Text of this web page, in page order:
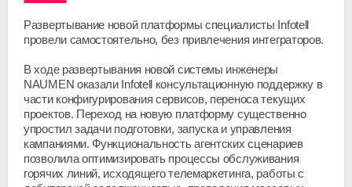
Развертывание новой платформы специалисты Infotell
провели самостоятельно, без привлечения интеграторов.
В ходе развертывания новой системы инженеры
NAUMEN оказали Infotell консультационную поддержку в
части конфигурирования сервисов, переноса текущих
проектов. Переход на новую платформу существенно
упростил задачи подготовки, запуска и управления
кампаниями. Функциональность агентских сценариев
позволила оптимизировать процессы обслуживания
горячих линий, исходящего телемаркетинга, работы с